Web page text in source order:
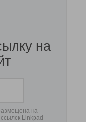
на
на
Linkpad